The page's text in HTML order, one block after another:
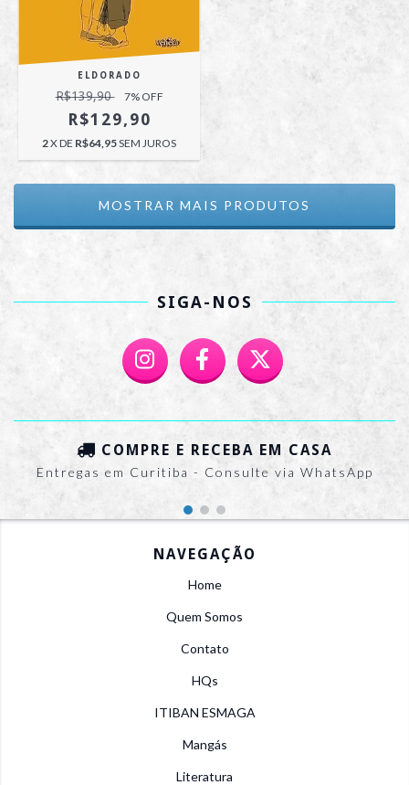
ELDORADO
R$139,90 7% OFF
R$129,90
2X DE R$64,95SEM JUROS
MOSTRAR MAIS PRODUTOS
SIGA-NOS
COMPRE E RECEBA EM CASA
Entregas em Curitiba - Consulte via WhatsApp
NAVEGAÇÃO
Home
Quem Somos
Contato
HQs
ITIBAN ESMAGA
Mangás
Literatura